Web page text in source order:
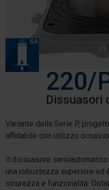
220/
Dissuasori
Variante della Serie P,
affidabile con utilizzo
Il dissuasore semiautomatico
una robustezza superiore ed
sicurezza e funzionalità.